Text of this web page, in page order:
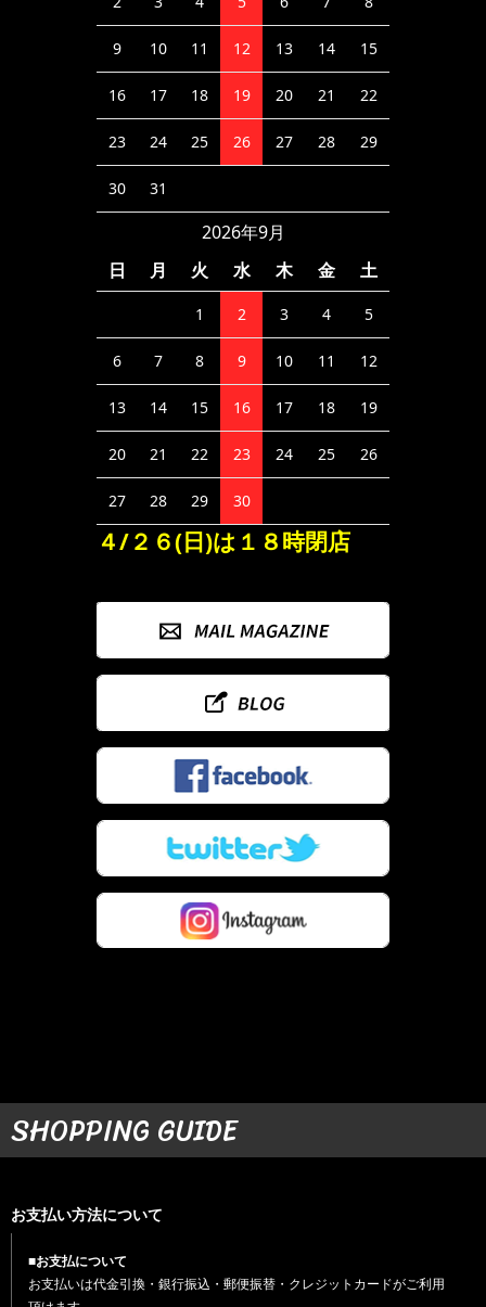
9 10 11 12 13 14 15
16 17 18 19 20 21 22
23 24 25 26 27 28 29
30 31
2026年9月
日
月 火 水 木 金 土
1 2 3 4 5
6 7 8 9 10 11 12
13 14 15 16 17 18 19
20 21 22 23 24 25 26
27 28 29 30
４/２６(日)は１８時閉店
SHOPPING GUIDE
お支払い方法について
■お支払について
お支払いは代金引換・銀行振込・郵便振替・クレジットカードがご利用